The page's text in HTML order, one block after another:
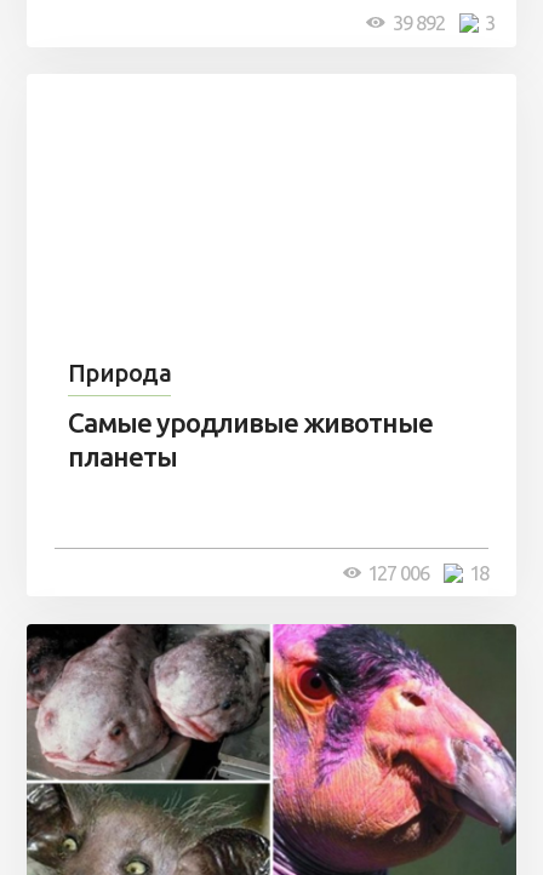
3
39 892
Природа
Самые уродливые животные
планеты
18
127 006